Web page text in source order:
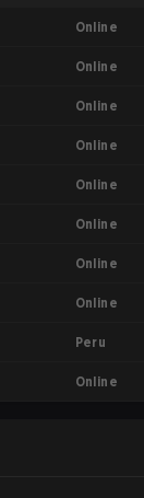
Online
Online
Online
Online
Online
Online
Online
Online
Peru
Online